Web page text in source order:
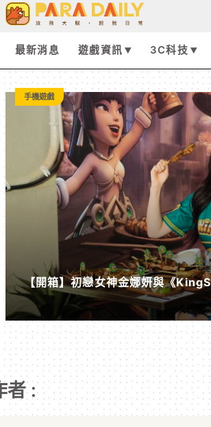
｜動漫二次元｜
最新消息 遊戲資訊 3C科技
手機遊戲
【開箱】初戀女神金娜妍與《
柒息地推出「國王燒烤節」活動
者 :